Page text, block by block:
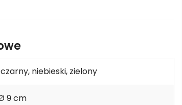
czarny, niebieski, zielony
9 cm